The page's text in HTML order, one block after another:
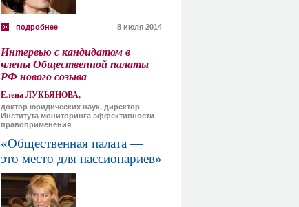
подробнее 8 июля 2014
Интервью с кандидатом в
члены Общественной палаты
РФ нового созыва
Елена ЛУКЬЯНОВА,
доктор юридических наук, директор
Института мониторинга эффективности
правоприменения
«Общественная палата —
это место для пассионариев»